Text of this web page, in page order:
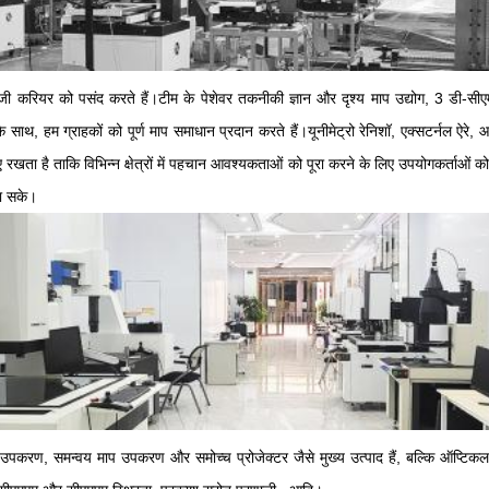
करियर को पसंद करते हैं।टीम के पेशेवर तकनीकी ज्ञान और दृश्य माप उद्योग, 3 डी-
हम ग्राहकों को पूर्ण माप समाधान प्रदान करते हैं।यूनीमेट्रो रेनिशॉ, एक्सटर्नल
रखता है ताकि विभिन्न क्षेत्रों में पहचान आवश्यकताओं को पूरा करने के लिए उपयोगकर्ताओं
सके।
उपकरण, समन्वय माप उपकरण और समोच्च प्रोजेक्टर जैसे मुख्य उत्पाद हैं, बल्कि